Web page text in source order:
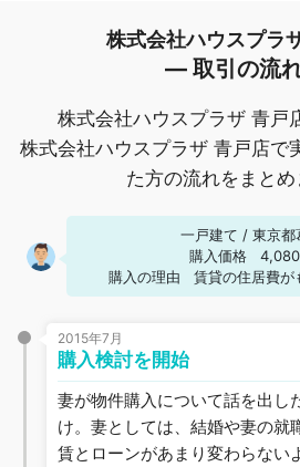
株式会社ハウスプラ
― 取引の流
株式会社ハウスプラザ 青戸
株式会社ハウスプラザ 青戸店で
た方の流れをまとめ
一戸建て / 東京都
購入価格
購入の理由
賃貸の住居費が
2015年7月
購入検討を開始
妻が物件購入について話を出し
け。妻としては、結婚や妻の就
賃とローンがあまり変わらない